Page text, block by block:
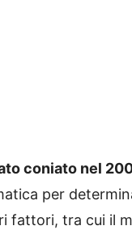
coniato nel
per
fattori, tra cui il